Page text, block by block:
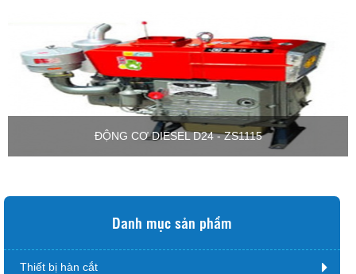
ĐỘNG CƠ DIESEL D24 - ZS1115
Danh mục sản phẩm
Thiết bị hàn cắt